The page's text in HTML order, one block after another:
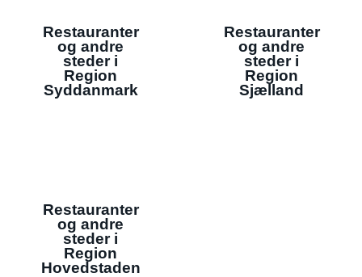
Restauranter
og andre
steder i
Region
Syddanmark
Restauranter
og andre
steder i
Region
Sjælland
Restauranter
og andre
steder i
Region
Hovedstaden